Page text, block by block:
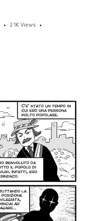
2.1K Views